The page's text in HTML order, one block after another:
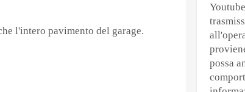
l'intero pavimento del garage.
possa